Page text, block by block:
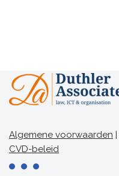
Algemene voorwaarden |
CVD-beleid